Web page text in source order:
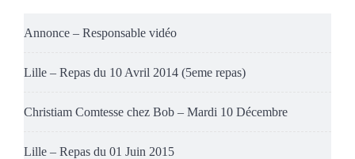
Annonce – Responsable vidéo
Lille – Repas du 10 Avril 2014 (5eme repas)
Christiam Comtesse chez Bob – Mardi 10 Décembre
Lille – Repas du 01 Juin 2015